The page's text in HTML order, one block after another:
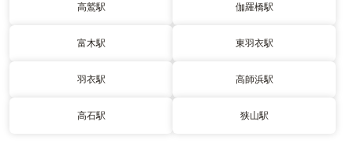
高鷲駅 伽羅橋駅
富木駅 東羽衣駅
羽衣駅 高師浜駅
高石駅 狭山駅